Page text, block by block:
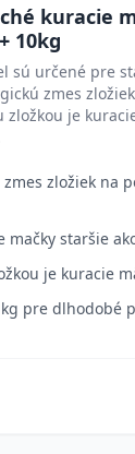
kuracie
10kg
sú určené pre
zmes
zložkou je
zmes zložiek na
mačky staršie
je kuracie
pre dlhodobé